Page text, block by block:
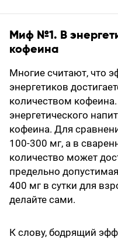
Миф №1. В
кофеина
Многие считают, что
энергетиков
количеством
энергетического
кофеина. Для
100-300 мг, а в
количество может
предельно
400 мг в сутки для
делайте сами.
К слову, бодрящий